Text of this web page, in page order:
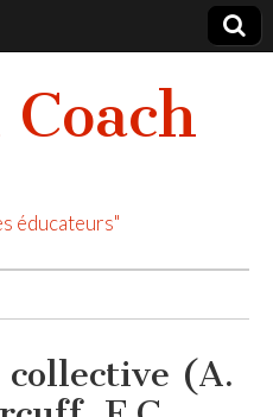
éducateurs"
(A.